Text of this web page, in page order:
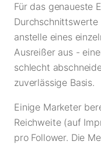
Für das genaueste
Durchschnittswerte
anstelle eines
Ausreißer aus -
schlecht
zuverlässige Basis.
Einige Marketer
Reichweite (auf
pro Follower. Die